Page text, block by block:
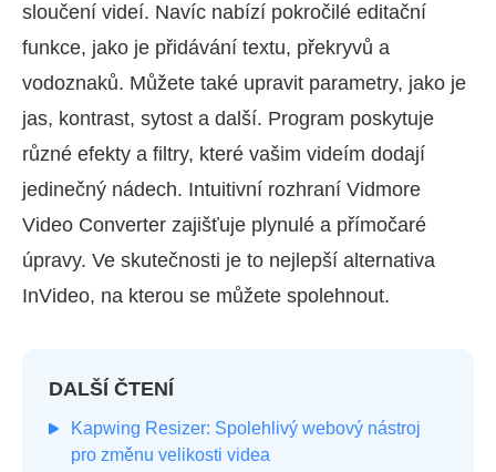
sloučení videí. Navíc nabízí pokročilé editační
funkce, jako je přidávání textu, překryvů a
vodoznaků. Můžete také upravit parametry, jako je
jas, kontrast, sytost a další. Program poskytuje
různé efekty a filtry, které vašim videím dodají
jedinečný nádech. Intuitivní rozhraní Vidmore
Video Converter zajišťuje plynulé a přímočaré
úpravy. Ve skutečnosti je to nejlepší alternativa
InVideo, na kterou se můžete spolehnout.
DALŠÍ ČTENÍ
Kapwing Resizer: Spolehlivý webový nástroj
pro změnu velikosti videa